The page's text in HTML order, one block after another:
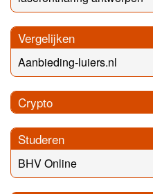
Vergelijken
Aanbieding-luiers.nl
Crypto
Studeren
BHV Online